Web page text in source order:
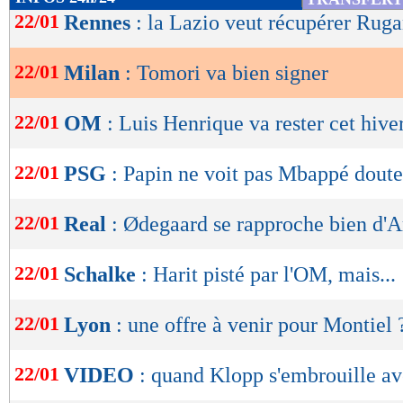
de
OK
22/01 Rennes : la Lazio veut récupérer
22/01 Milan : Tomori va bien signer
22/01 OM : Luis Henrique va rester cet
22/01 PSG : Papin ne voit pas Mbappé
22/01 Real : Ødegaard se rapproche bien
22/01 Schalke : Harit pisté par l'OM, mais...
22/01 Lyon : une offre à venir pour Montiel
22/01 VIDEO : quand Klopp s'embrouille